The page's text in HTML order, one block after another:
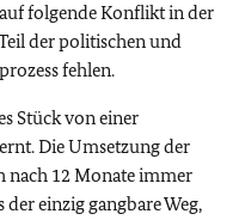
folgende Konflikt in der
der politischen und
fehlen.
Stück von einer
Die Umsetzung der
nach 12 Monate immer
einzig gangbare Weg,